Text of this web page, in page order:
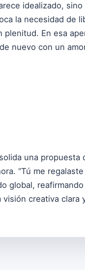
idealizado,
la necesidad de
plenitud. En esa
nuevo con un
una
“Tú me
global,
visión creativa